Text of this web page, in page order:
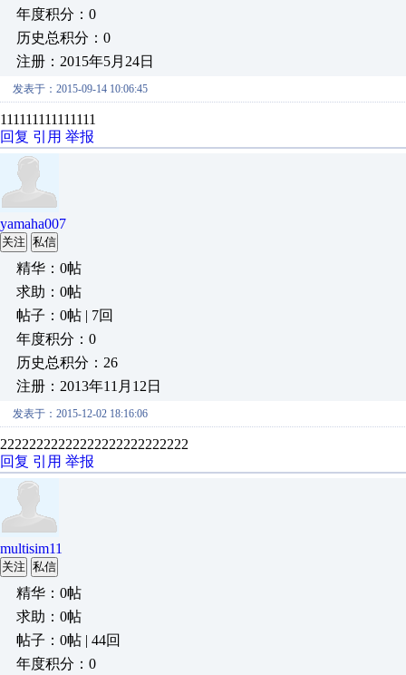
年度积分：0
历史总积分：0
注册：2015年5月24日
发表于：2015-09-14 10:06:45
111111111111111
回复 引用 举报
yamaha007
关注 私信
精华：0帖
求助：0帖
帖子：0帖 | 7回
年度积分：0
历史总积分：26
注册：2013年11月12日
发表于：2015-12-02 18:16:06
22222222222222222222222222
回复 引用 举报
multisim11
关注 私信
精华：0帖
求助：0帖
帖子：0帖 | 44回
年度积分：0